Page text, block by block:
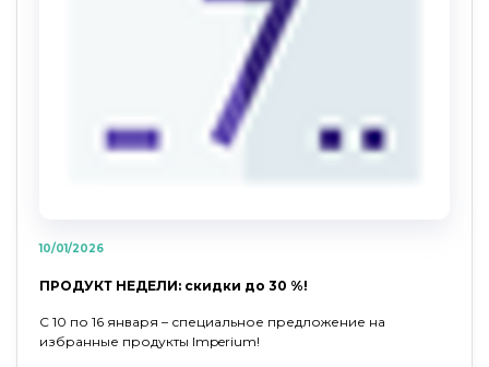
10/01/2026
ПРОДУКТ НЕДЕЛИ: скидки до 30 %!
С 10 по 16 января – специальное предложение на
избранные продукты Imperium!